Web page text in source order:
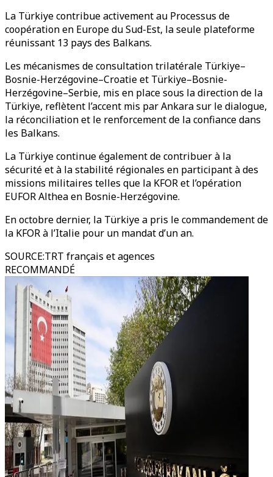
La Türkiye contribue activement au Processus de
coopération en Europe du Sud-Est, la seule plateforme
réunissant 13 pays des Balkans.
Les mécanismes de consultation trilatérale Türkiye–
Bosnie-Herzégovine–Croatie et Türkiye–Bosnie-
Herzégovine–Serbie, mis en place sous la direction de la
Türkiye, reflètent l’accent mis par Ankara sur le dialogue,
la réconciliation et le renforcement de la confiance dans
les Balkans.
La Türkiye continue également de contribuer à la
sécurité et à la stabilité régionales en participant à des
missions militaires telles que la KFOR et l’opération
EUFOR Althea en Bosnie-Herzégovine.
En octobre dernier, la Türkiye a pris le commandement de
la KFOR à l’Italie pour un mandat d’un an.
SOURCE:TRT français et agences
RECOMMANDÉ